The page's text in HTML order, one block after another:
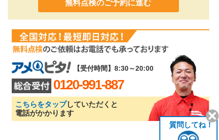
0120-991-887
【受付時間】8:30～20:00
0120-991-887
こちらをタップしていただくと
電話がかかります
質問してね！